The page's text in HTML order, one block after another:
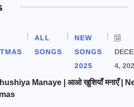
ALL
SONGS
NEW
SONGS
2025
4,
Manaye | आओ खुशियाँ मनाएँ |